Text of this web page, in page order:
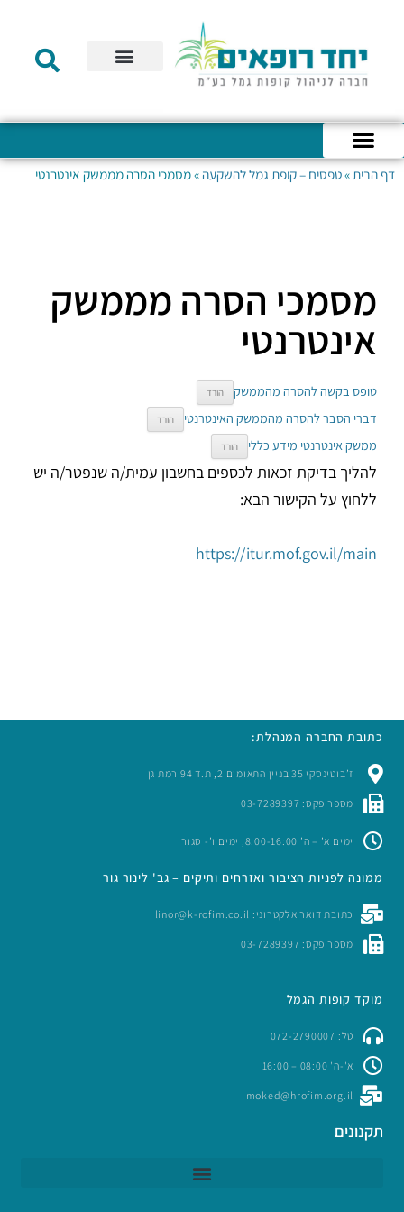
דף הבית »טפסים – קופת גמל להשקעה »מסמכי הסרה מממשק אינטרנטי
מסמכי הסרה מממשק
אינטרנטי
טופס בקשה להסרה מהממשק הורד
דברי הסבר להסרה מהממשק האינטרנטי הורד
ממשק אינטרנטי מידע כללי הורד
להליך בדיקת זכאות לכספים בחשבון עמית/ה שנפטר/ה יש
ללחוץ על הקישור הבא:
https://itur.mof.gov.il/main
כתובת החברה המנהלת:
ז’בוטינסקי 35 בניין התאומים 2, ת.ד 94 רמת גן
מספר פקס: 03-7289397
ימים א’ – ה’ 8:00-16:00, ימים ו’- סגור
ממונה לפניות הציבור ואזרחים ותיקים – גב' לינור גור
כתובת דואר אלקטרוני: linor@k-rofim.co.il
מספר פקס: 03-7289397
מוקד קופות הגמל
טל: 072-2790007
א'-ה' 08:00 – 16:00
moked@hrofim.org.il
תקנונים